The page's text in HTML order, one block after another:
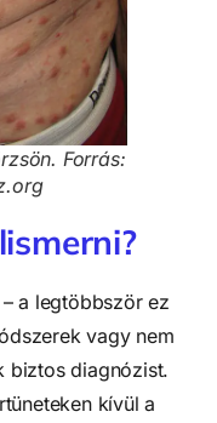
Forrás:
a legtöbbször ez
vagy nem
biztos diagnózist.
kívül a